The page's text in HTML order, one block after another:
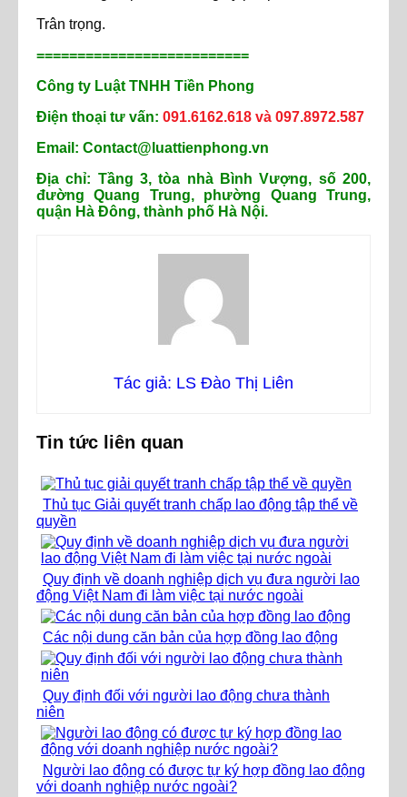
Trân trọng.
==========================
Công ty Luật TNHH Tiền Phong
Điện thoại tư vấn: 091.6162.618 và 097.8972.587
Email: Contact@luattienphong.vn
Địa chỉ: Tầng 3, tòa nhà Bình Vượng, số 200,
đường Quang Trung, phường Quang Trung,
quận Hà Đông, thành phố Hà Nội.
Tác giả: LS Đào Thị Liên
Tin tức liên quan
Thủ tục Giải quyết tranh chấp lao động tập thể về
quyền
Quy định về doanh nghiệp dịch vụ đưa người lao
động Việt Nam đi làm việc tại nước ngoài
Các nội dung căn bản của hợp đồng lao động
Quy định đối với người lao động chưa thành
niên
Người lao động có được tự ký hợp đồng lao động
với doanh nghiệp nước ngoài?